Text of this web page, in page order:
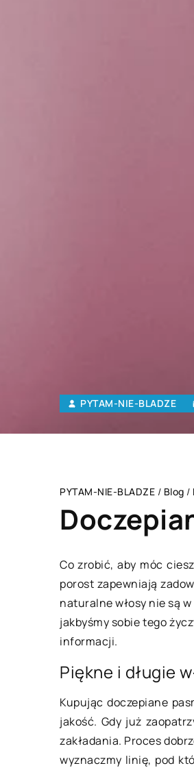
PYTAM-NIE-BLADZE
PYTAM-NIE-BLADZE / Blog /
Co zrobić, aby móc
porost zapewniają
naturalne włosy nie są
jakbyśmy sobie tego
informacji.
Piękne i długie
Kupując doczepiane
jakość. Gdy już
zakładania. Proces
wyznaczmy linię, pod